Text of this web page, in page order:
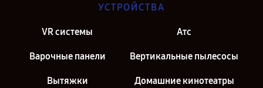
УСТРОЙСТВА
VR системы Атс
Варочные панели Вертикальные пылесосы
Вытяжки Домашние кинотеатры